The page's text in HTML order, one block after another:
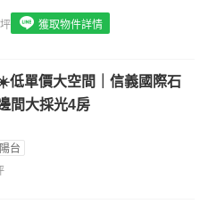
獲取物件詳情
低單價大空間｜信義國際石
間大採光4房
台